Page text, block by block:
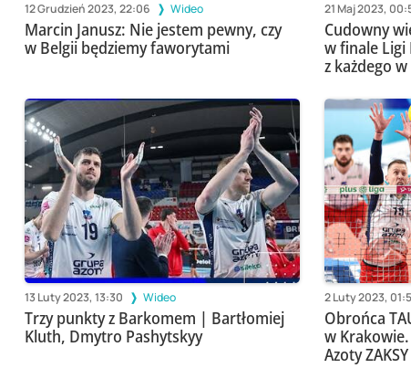
12 Grudzień 2023, 22:06 Wideo
Marcin Janusz: Nie jestem pewny, czy
w Belgii będziemy faworytami
21 Maj 2023,
Cudowny
w finale Ligi
z każdego
13 Luty 2023, 13:30 Wideo
Trzy punkty z Barkomem | Bartłomiej
Kluth, Dmytro Pashytskyy
2 Luty 2023,
Obrońca
w
Azoty